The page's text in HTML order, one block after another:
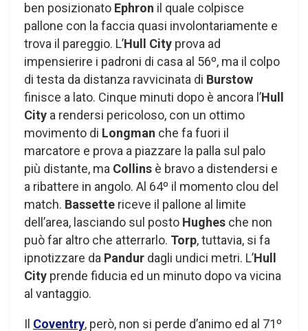
ben posizionato Ephron il quale colpisce
pallone con la faccia quasi involontariamente e
trova il pareggio. L’Hull City prova ad
impensierire i padroni di casa al 56º, ma il colpo
di testa da distanza ravvicinata di Burstow
finisce a lato. Cinque minuti dopo è ancora l’Hull
City a rendersi pericoloso, con un ottimo
movimento di Longman che fa fuori il
marcatore e prova a piazzare la palla sul palo
più distante, ma Collins è bravo a distendersi e
a ribattere in angolo. Al 64º il momento clou del
match. Bassette riceve il pallone al limite
dell’area, lasciando sul posto Hughes che non
può far altro che atterrarlo. Torp, tuttavia, si fa
ipnotizzare da Pandur dagli undici metri. L’Hull
City prende fiducia ed un minuto dopo va vicina
al vantaggio.
Il Coventry, però, non si perde d’animo ed al 71º